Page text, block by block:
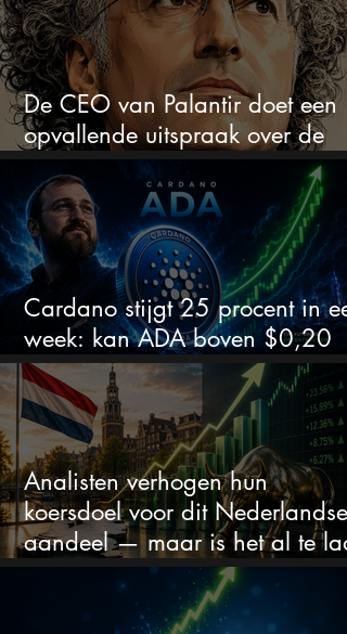
De CEO van Palantir doet een
opvallende uitspraak over de
beurs
Cardano stijgt 25 procent in
week: kan ADA boven $0,20
blijven?
Analisten verhogen hun
koersdoel voor dit Nederlandse
aandeel — maar is het al te laat
om in te stappen?